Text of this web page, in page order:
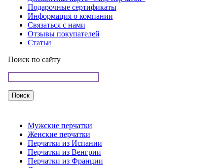
Подарочные сертификаты
Информация о компании
Связаться с нами
Отзывы покупателей
Статьи
Поиск по сайту
Мужские перчатки
Женские перчатки
Перчатки из Испании
Перчатки из Венгрии
Перчатки из Франции